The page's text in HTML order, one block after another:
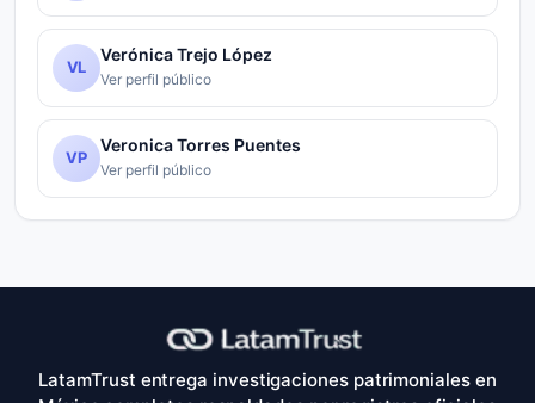
VL
Verónica Trejo López
Ver perfil público
VP
Veronica Torres Puentes
Ver perfil público
LatamTrust entrega investigaciones patrimoniales en